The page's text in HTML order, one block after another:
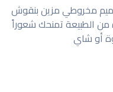
بسعة 310 مل؛ تصميم مخروطي مزين بنقوش
الطبيعة تمنحك شعوراً
أو شاي